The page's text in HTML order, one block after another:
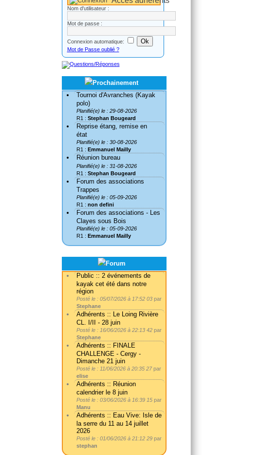
Nom d'utilisateur :
Mot de passe :
Connexion automatique:
Mot de Passe oublié ?
Tournoi d'Avranches (Kayak
polo)
Planifié(e) le : 29-08-2026
R1 : Stephan Bougeard
Reprise étang, remise en
état
Planifié(e) le : 30-08-2026
R1 : Emmanuel Mailly
Réunion bureau
Planifié(e) le : 31-08-2026
R1 : Stephan Bougeard
Forum des associations
Trappes
Planifié(e) le : 05-09-2026
R1 : non defini
Forum des associations - Les
Clayes sous Bois
Planifié(e) le : 05-09-2026
R1 : Emmanuel Mailly
Public :: 2 événements de
kayak cet été dans notre
région
Posté le : 05/07/2026 à 17:52 03 par
Stephane
Adhérents :: Le Loing Rivière
CL. I/II - 28 juin
Posté le : 16/06/2026 à 22:13 42 par
Stephane
Adhérents :: FINALE
CHALLENGE - Cergy -
Dimanche 21 juin
Posté le : 11/06/2026 à 20:35 27par
elise
Adhérents :: Réunion
calendrier le 8 juin
Posté le : 03/06/2026 à 16:39 15 par
Manu
Adhérents :: Eau Vive: Isle de
la serre du 11 au 14 juillet
2026
Posté le : 01/06/2026 à 21:12 29 par
stephan